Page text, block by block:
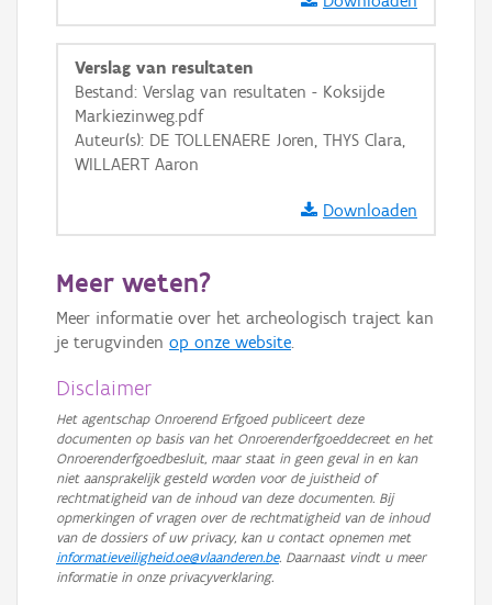
Ortho
GRB-Basiskaart in grijswaarden
Verslag van resultaten
Bestand: Verslag van resultaten - Koksijde
Markiezinweg.pdf
Auteur(s): DE TOLLENAERE Joren, THYS Clara,
WILLAERT Aaron
Downloaden
Meer weten?
Meer informatie over het archeologisch traject kan
je terugvinden op onze website.
Disclaimer
Het agentschap Onroerend Erfgoed publiceert deze
documenten op basis van het Onroerenderfgoeddecreet en het
Onroerenderfgoedbesluit, maar staat in geen geval in en kan
niet aansprakelijk gesteld worden voor de juistheid of
rechtmatigheid van de inhoud van deze documenten. Bij
opmerkingen of vragen over de rechtmatigheid van de inhoud
van de dossiers of uw privacy, kan u contact opnemen met
informatieveiligheid.oe@vlaanderen.be. Daarnaast vindt u meer
informatie in onze privacyverklaring.